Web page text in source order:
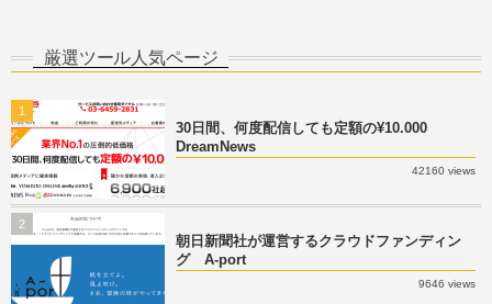
厳選ツール人気ページ
30日間、何度配信しても定額の¥10.000
DreamNews
42160 views
1
朝日新聞社が運営するクラウドファンディン
グ A-port
9646 views
2